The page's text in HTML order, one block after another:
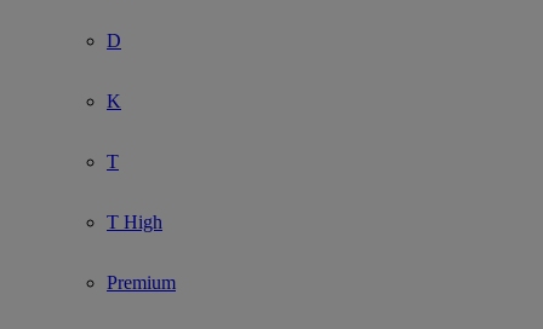
D
K
T
T High
Premium